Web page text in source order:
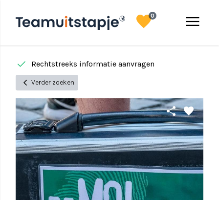
menu
favorite0
done Rechtstreeks informatie aanvragen
chevron_left Verder zoeken
share favorite